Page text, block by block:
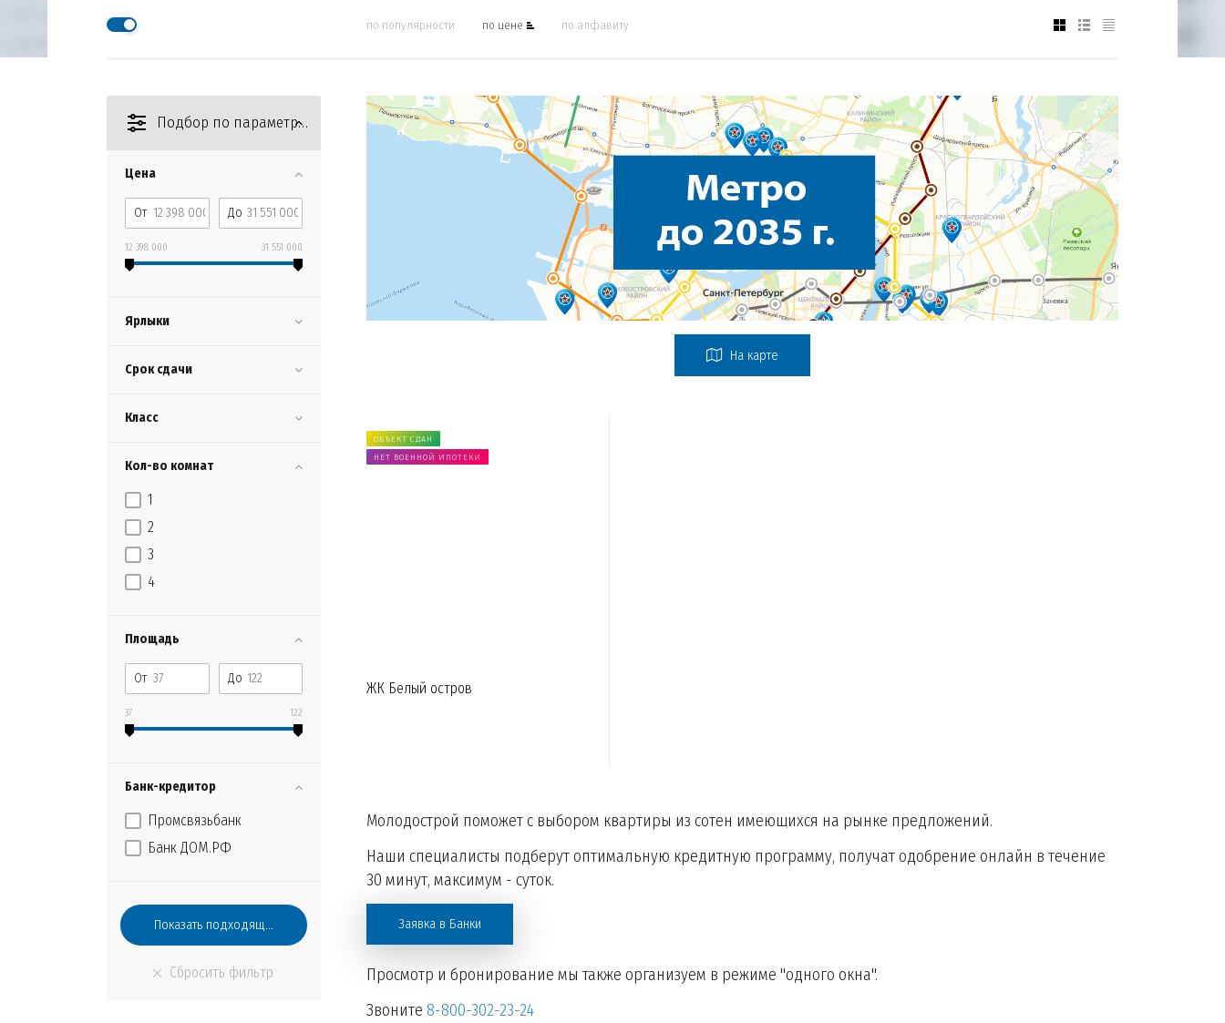
по популярности по цене по алфавиту
Подбор по параметрам
Цена
От До
12 398 000 31 551 000
Ярлыки
Срок сдачи
Класс
Кол-во комнат
1
2
3
4
Площадь
От До
37 122
Банк-кредитор
Промсвязьбанк
Банк ДОМ.РФ
На карте
ОБЪЕКТ СДАН
НЕТ ВОЕННОЙ ИПОТЕКИ
ЖК Белый остров
Молодострой поможет с выбором квартиры из сотен имеющихся на рынке предложений.
Наши специалисты подберут оптимальную кредитную программу, получат одобрение онлайн в течение
30 минут, максимум - суток.
Заявка в Банки
Просмотр и бронирование мы также организуем в режиме "одного окна".
Звоните 8-800-302-23-24